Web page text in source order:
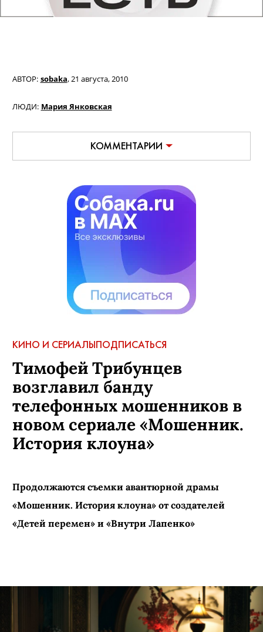
АВТОР: sobaka,21 августа, 2010
ЛЮДИ: Мария Янковская
КОММЕНТАРИИ
КИНО И СЕРИАЛЫПОДПИСАТЬСЯ
Тимофей Трибунцев
возглавил банду
телефонных мошенников в
новом сериале «Мошенник.
История клоуна»
Продолжаются съемки авантюрной драмы
«Мошенник. История клоуна» от создателей
«Детей перемен» и «Внутри Лапенко»